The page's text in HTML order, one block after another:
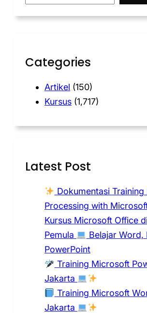
Categories
Artikel (150)
Kursus (1,717)
Latest Post
Dokumentasi Training
Processing with
Kursus Microsoft Office
Pemula
Belajar Word,
PowerPoint
Training Microsoft
Jakarta
Training Microsoft
Jakarta